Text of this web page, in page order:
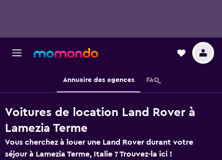
Annuaire des agences FAQ
Voitures de location Land Rover à
Lamezia Terme
Vous cherchez à louer une Land Rover durant votre
séjour à Lamezia Terme, Italie ? Trouvez-la ici !